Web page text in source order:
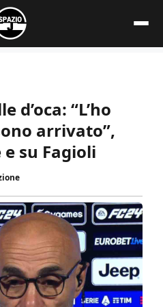
d’oca: “L’ho
arrivato”,
su Fagioli